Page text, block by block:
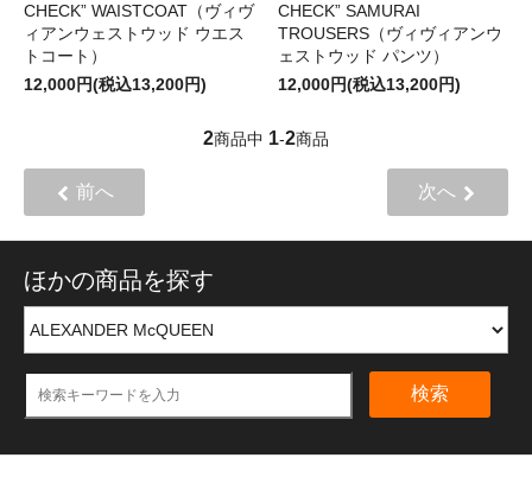
CHECK” WAISTCOAT（ヴィヴ
ィアンウェストウッド ウエス
トコート）
12,000円(税込13,200円)
CHECK” SAMURAI
TROUSERS（ヴィヴィアンウ
ェストウッド パンツ）
12,000円(税込13,200円)
2商品中 1-2商品
前へ 次へ
ほかの商品を探す
検索